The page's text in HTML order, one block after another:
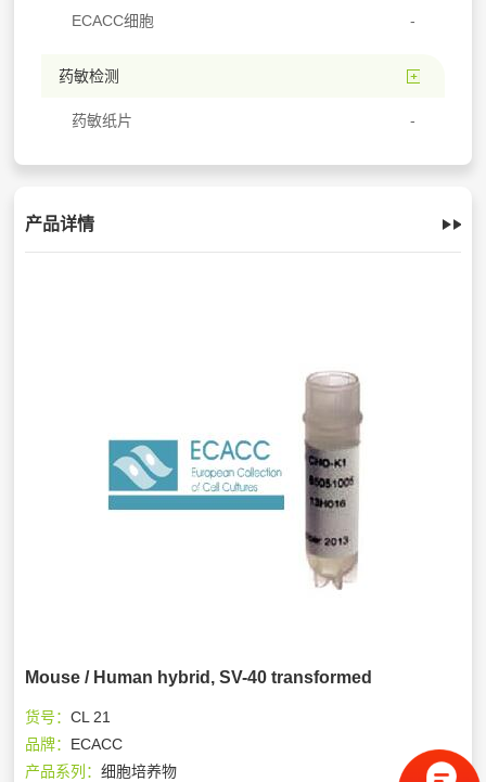
ECACC细胞
药敏检测
药敏纸片
产品详情
Mouse / Human hybrid, SV-40 transformed
货号：CL 21
品牌： ECACC
产品系列：细胞培养物